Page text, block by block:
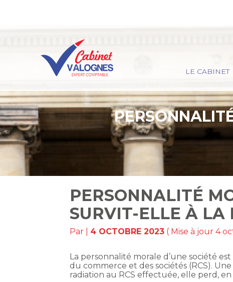
au
contenu
Principal
LE CABINET
PERSONNALITÉ
SURVIT-ELLE À LA
Par 4 OCTOBRE 2023 ( Mise à jour 4
La personnalité morale d’une société
du commerce et des sociétés (RCS).
radiation au RCS effectuée, elle perd,